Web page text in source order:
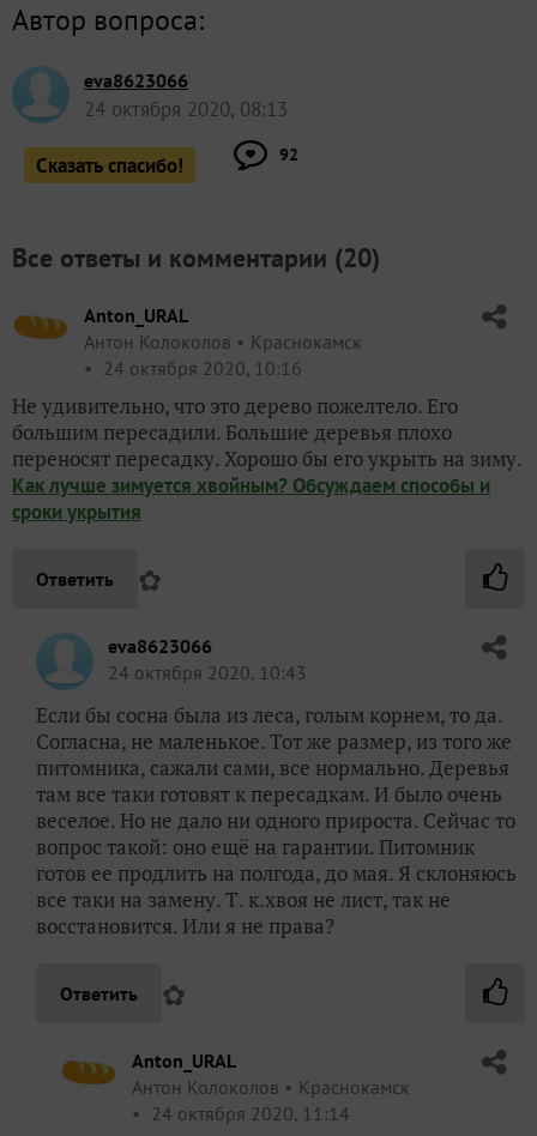
Автор вопроса:
eva8623066
24 октября 2020, 08:13
Сказать спасибо! 92
Все ответы и комментарии (20)
Anton_URAL
Антон Колоколов
Краснокамск
24 октября 2020, 10:16
Не удивительно, что это дерево пожелтело. Его
большим пересадили. Большие деревья плохо
переносят пересадку. Хорошо бы его укрыть на зиму.
Как лучше зимуется хвойным? Обсуждаем способы и
сроки укрытия
Ответить ✿
eva8623066
24 октября 2020, 10:43
Если бы сосна была из леса, голым корнем, то да.
Согласна, не маленькое. Тот же размер, из того же
питомника, сажали сами, все нормально. Деревья
там все таки готовят к пересадкам. И было очень
веселое. Но не дало ни одного прироста. Сейчас то
вопрос такой: оно ещё на гарантии. Питомник
готов ее продлить на полгода, до мая. Я склоняюсь
все таки на замену. Т. к.хвоя не лист, так не
восстановится. Или я не права?
Ответить ✿
Anton_URAL
Антон Колоколов
Краснокамск
24 октября 2020, 11:14